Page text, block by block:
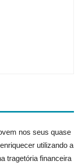
nos seus quase
utilizando a
tragetória financeira